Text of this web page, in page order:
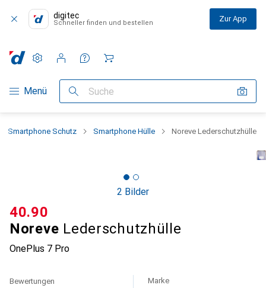
digitec
Schneller finden und bestellen Zur App
Navigation nach Kategorien
Menü Suche
Einstellungen
Kundenkonto
Vergleichslisten
Merklisten
Warenkorb
Smartphone Schutz Smartphone Hülle Noreve Lederschutzhülle
2 Bilder
Noreve Lederschutzhülle
OnePlus 7 Pro
CHF
40.90
Bewertungen Marke